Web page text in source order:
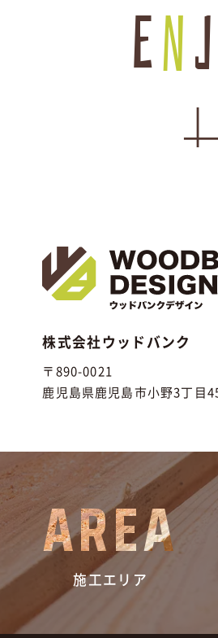
En
株式会社ウッドバンク
〒890-0021
鹿児島県鹿児島市小野3丁目
AREA
施工エリア